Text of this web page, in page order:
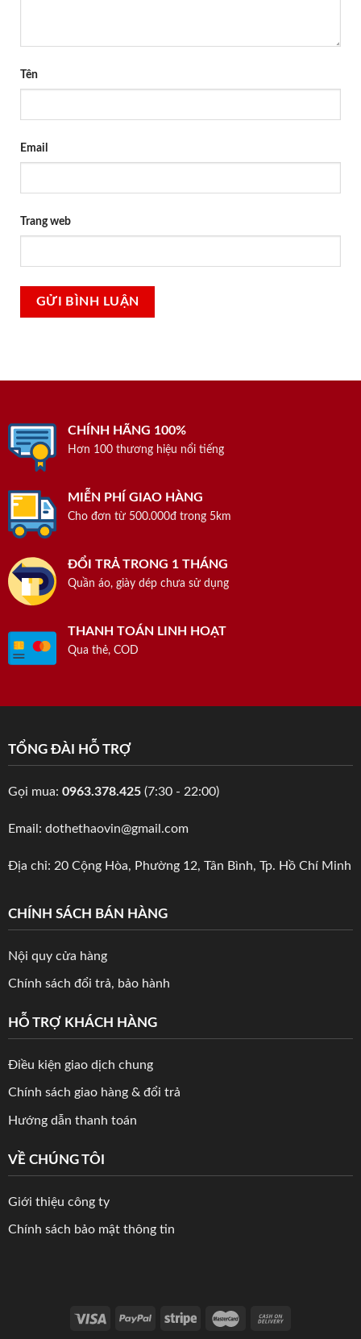
Tên
Email
Trang web
CHÍNH HÃNG 100%
Hơn 100 thương hiệu nổi tiếng
MIỄN PHÍ GIAO HÀNG
Cho đơn từ 500.000đ trong 5km
ĐỔI TRẢ TRONG 1 THÁNG
Quần áo, giày dép chưa sử dụng
THANH TOÁN LINH HOẠT
Qua thẻ, COD
TỔNG ĐÀI HỖ TRỢ
Gọi mua: 0963.378.425(7:30 - 22:00)
Email: dothethaovin@gmail.com
Địa chỉ: 20 Cộng Hòa, Phường 12, Tân Bình, Tp. Hồ Chí Minh
CHÍNH SÁCH BÁN HÀNG
Nội quy cửa hàng
Chính sách đổi trả, bảo hành
HỖ TRỢ KHÁCH HÀNG
Điều kiện giao dịch chung
Chính sách giao hàng & đổi trả
Hướng dẫn thanh toán
VỀ CHÚNG TÔI
Giới thiệu công ty
Chính sách bảo mật thông tin